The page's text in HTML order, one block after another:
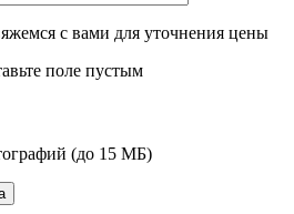
с вами для уточнения цены
поле пустым
(до 15 МБ)